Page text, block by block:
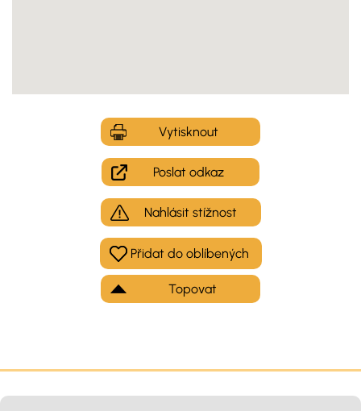
Vytisknout
Poslat odkaz
Nahlásit stížnost
Topovat